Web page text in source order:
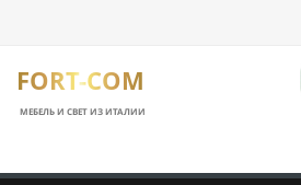
FORT-COM
МЕБЕЛЬ И СВЕТ ИЗ ИТАЛИИ